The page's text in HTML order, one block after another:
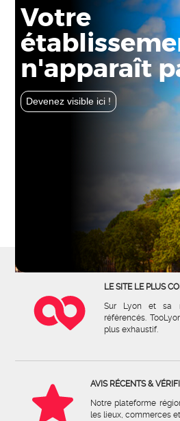
Votre
n'apparaît
Devenez visible ici !
LE SITE LE PLUS
Sur Lyon et sa
référencés.
plus exhaustif.
AVIS RÉCENTS &
Notre plateforme
les lieux, commerces